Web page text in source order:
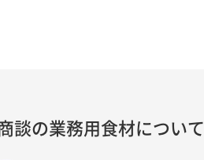
談の業務用食材について